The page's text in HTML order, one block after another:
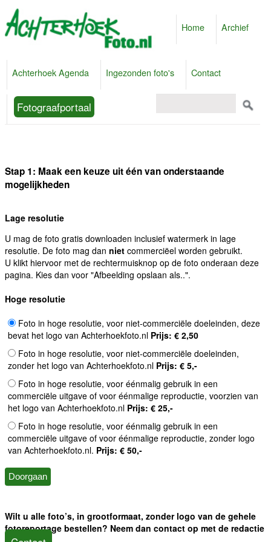
Home Archief
Achterhoek Agenda Ingezonden foto's Contact
Fotograafportaal
Stap 1: Maak een keuze uit één van onderstaande
mogelijkheden
Lage resolutie
U mag de foto gratis downloaden inclusief watermerk in lage
resolutie. De foto mag dan niet commerciëel worden gebruikt.
U klikt hiervoor met de rechtermuisknop op de foto onderaan deze
pagina. Kies dan voor "Afbeelding opslaan als..".
Hoge resolutie
Foto in hoge resolutie, voor niet-commerciële doeleinden, deze
bevat het logo van Achterhoekfoto.nl Prijs: € 2,50
Foto in hoge resolutie, voor niet-commerciële doeleinden,
zonder het logo van Achterhoekfoto.nl Prijs: € 5,-
Foto in hoge resolutie, voor éénmalig gebruik in een
commerciële uitgave of voor éénmalige reproductie, voorzien van
het logo van Achterhoekfoto.nl Prijs: € 25,-
Foto in hoge resolutie, voor éénmalig gebruik in een
commerciële uitgave of voor éénmalige reproductie, zonder logo
van Achterhoekfoto.nl. Prijs: € 50,-
Wilt u alle foto’s, in grootformaat, zonder logo van de gehele
fotoreportage bestellen? Neem dan contact op met de redactie